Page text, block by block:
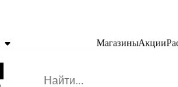
МагазиныАкции